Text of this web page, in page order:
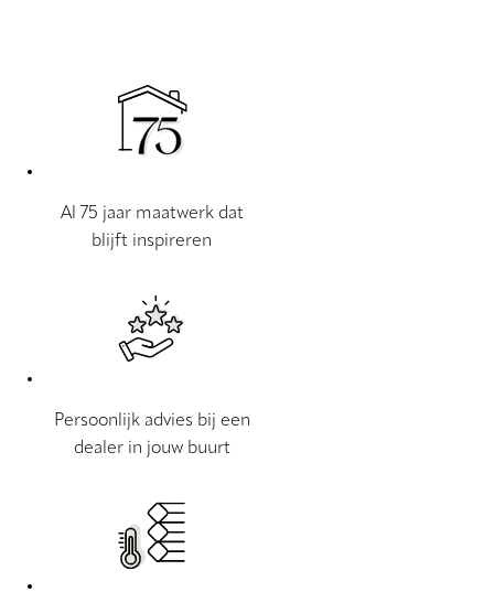
Al 75 jaar maatwerk dat
blijft inspireren
Persoonlijk advies bij een
dealer in jouw buurt